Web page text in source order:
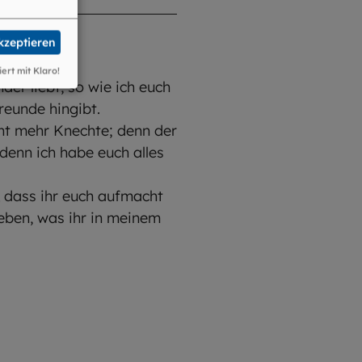
liebt, so wie ich euch
hingibt.
mehr Knechte; denn der
ich habe euch alles
ihr euch aufmacht
was ihr in meinem
mit Klaro!